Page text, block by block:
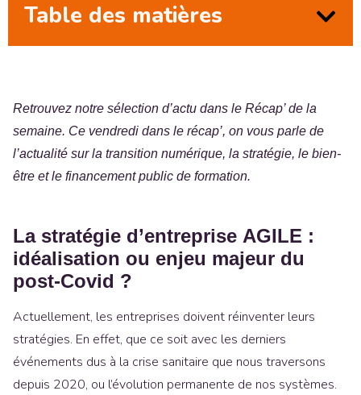
Table des matières
Retrouvez notre sélection d’actu dans le Récap’ de la
semaine. Ce vendredi dans le récap’, on vous parle de
l’actualité sur la transition numérique, la stratégie, le bien-
être et le financement public de formation.
La stratégie d’entreprise AGILE :
idéalisation ou enjeu majeur du
post-Covid ?
Actuellement, les entreprises doivent réinventer leurs
stratégies. En effet, que ce soit avec les derniers
événements dus à la crise sanitaire que nous traversons
depuis 2020, ou l’évolution permanente de nos systèmes.